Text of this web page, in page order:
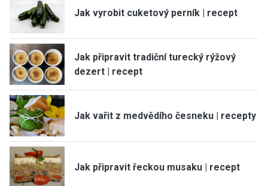
Jak vyrobit cuketový perník | recept
Jak připravit tradiční turecký rýžový
dezert | recept
Jak vařit z medvědího česneku | recepty
Jak připravit řeckou musaku | recept